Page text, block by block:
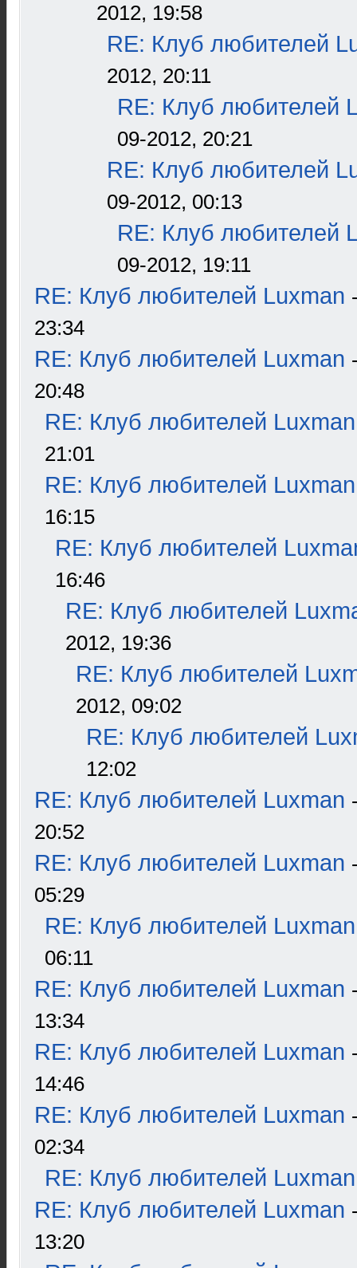
2012, 19:58
RE: Клуб любителей
2012, 20:11
RE: Клуб любителей
09-2012, 20:21
RE: Клуб любителей
09-2012, 00:13
RE: Клуб любителей
09-2012, 19:11
RE: Клуб любителей Luxman
23:34
RE: Клуб любителей Luxman
20:48
RE: Клуб любителей Luxman
21:01
RE: Клуб любителей Luxman
16:15
RE: Клуб любителей
16:46
RE: Клуб любителей
2012, 19:36
RE: Клуб любителей
2012, 09:02
RE: Клуб любителей
12:02
RE: Клуб любителей Luxman
20:52
RE: Клуб любителей Luxman
05:29
RE: Клуб любителей Luxman
06:11
RE: Клуб любителей Luxman
13:34
RE: Клуб любителей Luxman
14:46
RE: Клуб любителей Luxman
02:34
RE: Клуб любителей Luxman
RE: Клуб любителей Luxman
13:20